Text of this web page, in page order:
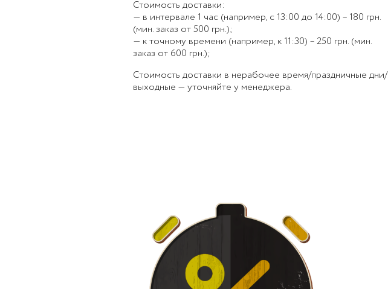
Стоимость доставки:
— в интервале 1 час (например, с 13:00 до 14:00) – 180 грн.
(мин. заказ от 500 грн.);
— к точному времени (например, к 11:30) – 250 грн. (мин.
заказ от 600 грн.);
Стоимость доставки в нерабочее время/праздничные дни/
выходные — уточняйте у менеджера.